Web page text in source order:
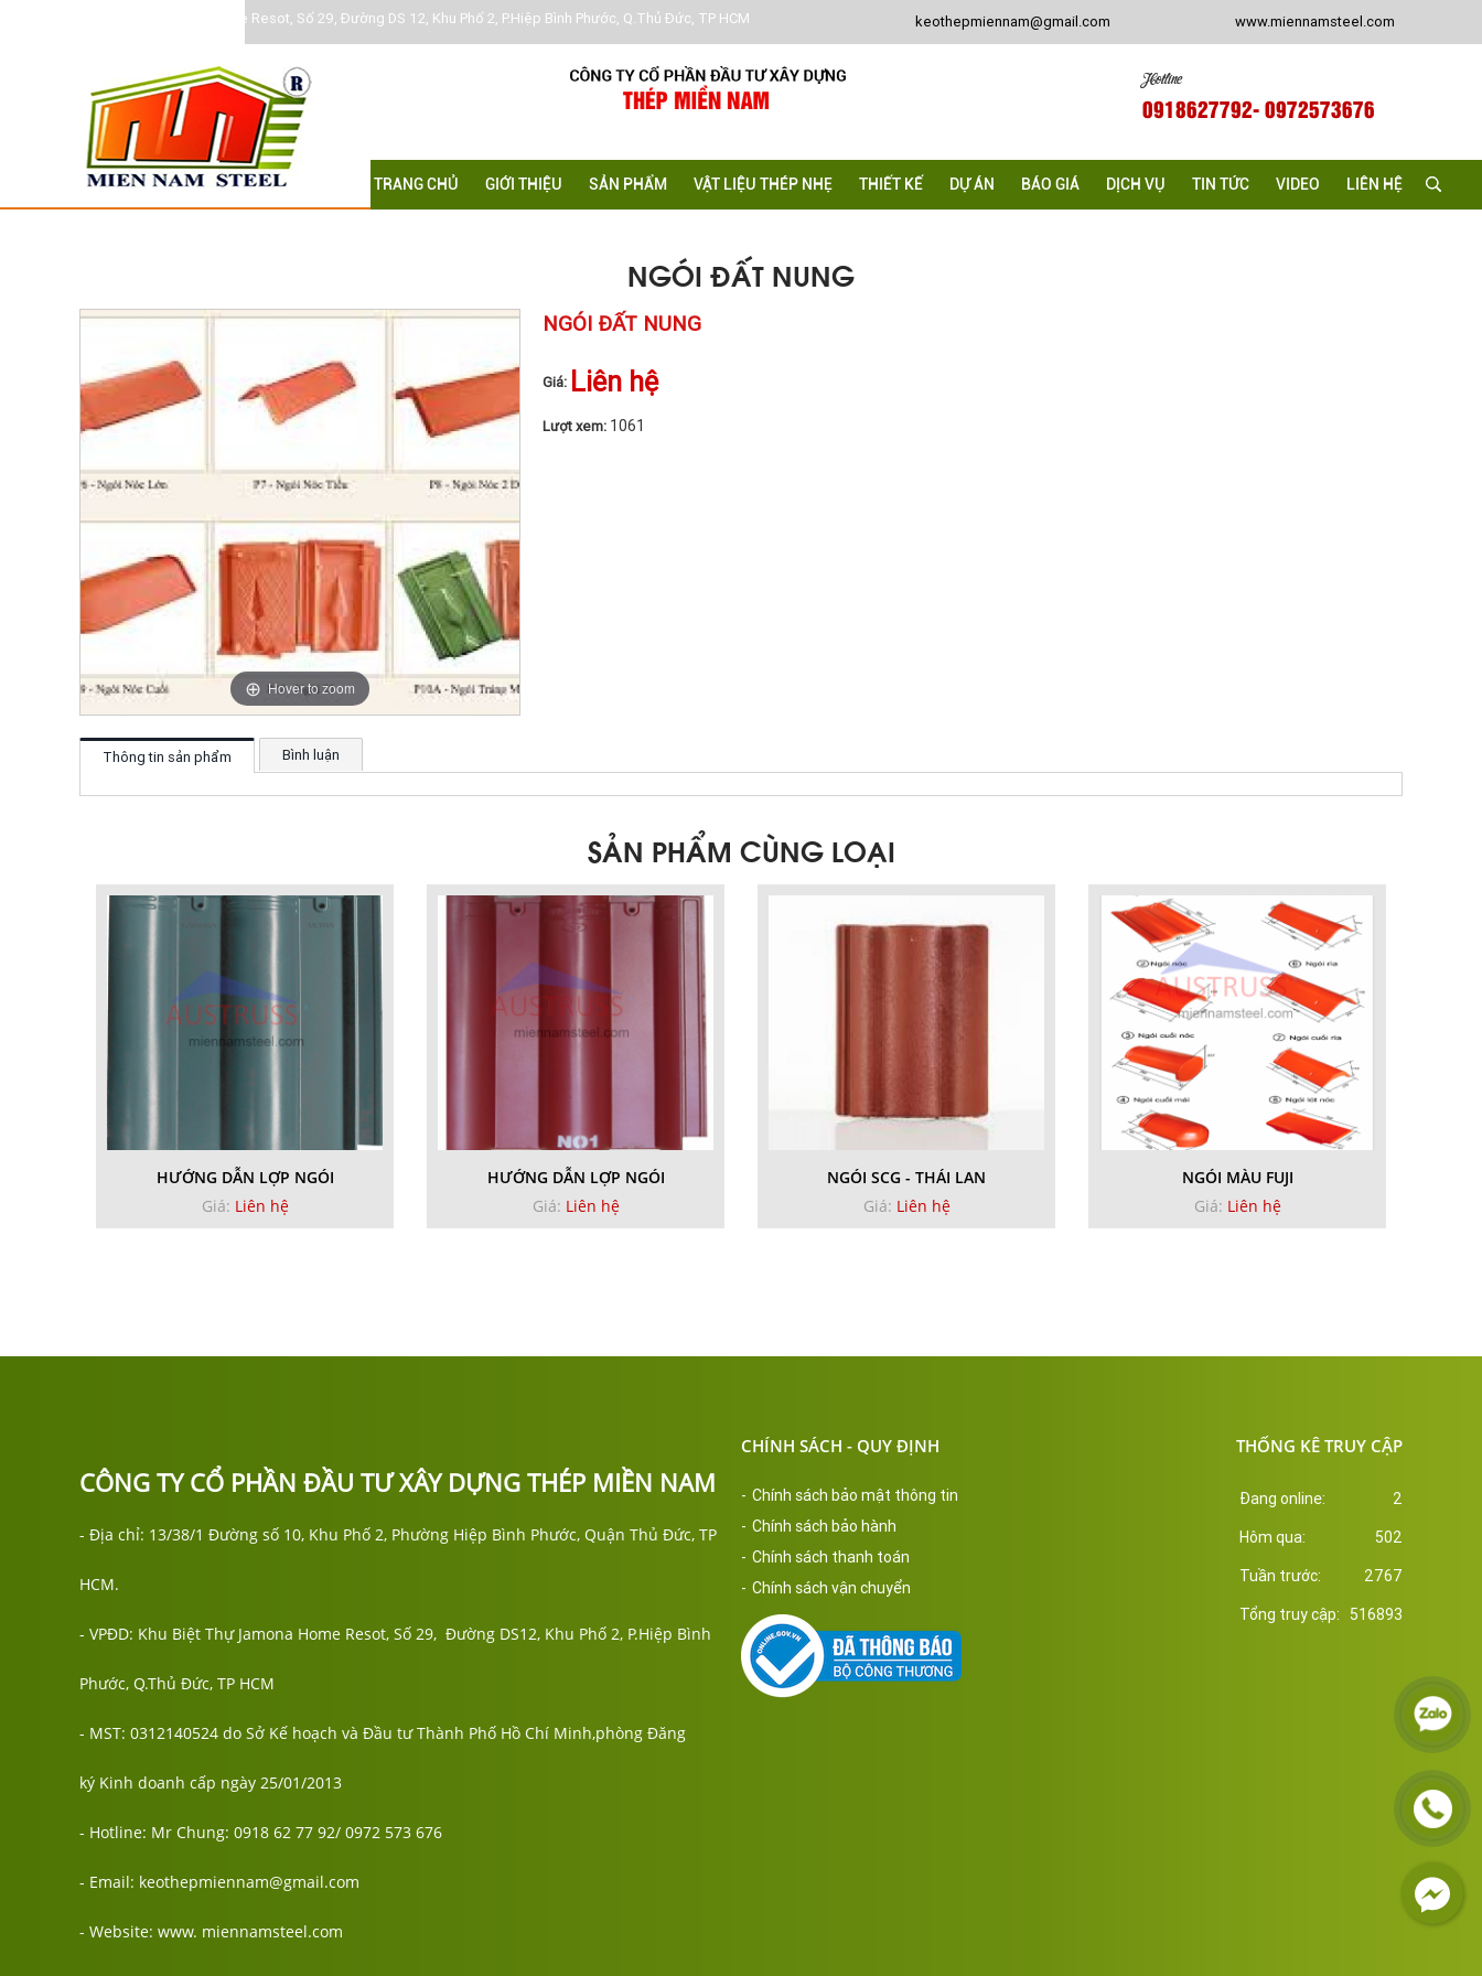
Khu DC Jamona Home Resot, Số 29, Đường DS 12, Khu Phố 2, P.Hiệp Bình Phước, Q.Thủ Đức, TP HCM keothepmiennam@gmail.com www.miennamsteel.com
Hotline
0918627792- 0972573676
TRANG CHỦ GIỚI THIỆU SẢN PHẨM VẬT LIỆU THÉP NHẸ THIẾT KẾ DỰ ÁN BÁO GIÁ DỊCH VỤ TIN TỨC VIDEO LIÊN HỆ
NGÓI ĐẤT NUNG
Hover to zoom
NGÓI ĐẤT NUNG
Giá: Liên hệ
Lượt xem: 1061
Thông tin sản phẩm Bình luận
SẢN PHẨM CÙNG LOẠI
HƯỚNG DẪN LỢP NGÓI
Giá: Liên hệ
HƯỚNG DẪN LỢP NGÓI
Giá: Liên hệ
NGÓI SCG - THÁI LAN
Giá: Liên hệ
NGÓI MÀU FUJI
Giá: Liên hệ
CÔNG TY CỔ PHẦN ĐẦU TƯ XÂY DỰNG THÉP MIỀN NAM
- Địa chỉ: 13/38/1 Đường số 10, Khu Phố 2, Phường Hiệp Bình Phước, Quận Thủ Đức, TP
HCM.
- VPĐD: Khu Biệt Thự Jamona Home Resot, Số 29, Đường DS12, Khu Phố 2, P.Hiệp Bình
Phước, Q.Thủ Đức, TP HCM
- MST: 0312140524 do Sở Kế hoạch và Đầu tư Thành Phố Hồ Chí Minh,phòng Đăng
ký Kinh doanh cấp ngày 25/01/2013
- Hotline: Mr Chung: 0918 62 77 92/ 0972 573 676
- Email: keothepmiennam@gmail.com
- Website: www. miennamsteel.com
CHÍNH SÁCH - QUY ĐỊNH
- Chính sách bảo mật thông tin
- Chính sách bảo hành
- Chính sách thanh toán
- Chính sách vận chuyển
THỐNG KÊ TRUY CẬP
Đang online: 2
Hôm qua: 502
Tuần trước: 2767
Tổng truy cập: 516893